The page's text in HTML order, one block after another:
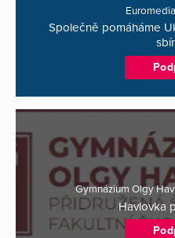
Společně pomáháme
Gymnázium Olgy
Havlovka